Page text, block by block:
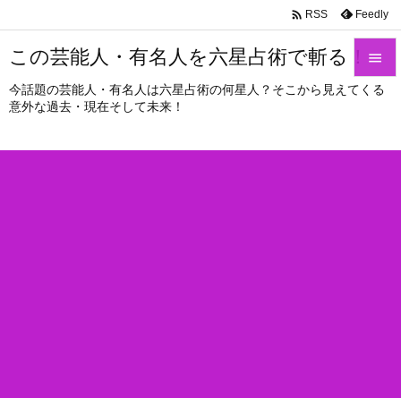
この芸能人・有名人を六星占術で斬る！
今話題の芸能人・有名人は六星占術の何星人？そこから見えてくる
意外な過去・現在そして未来！


 RSS Feedly